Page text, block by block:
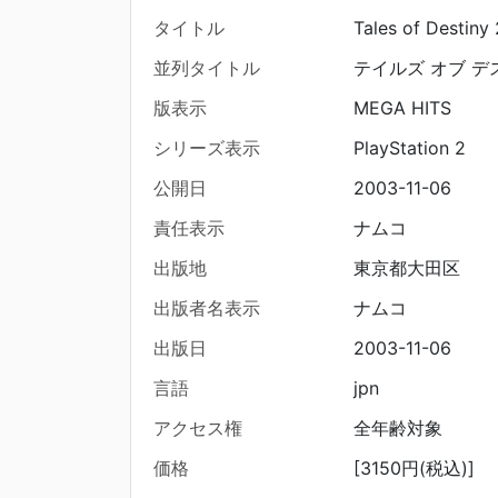
タイトル
Tales of Destiny
並列タイトル
テイルズ オブ デ
版表示
MEGA HITS
シリーズ表示
PlayStation 2
公開日
2003-11-06
責任表示
ナムコ
出版地
東京都大田区
出版者名表示
ナムコ
出版日
2003-11-06
言語
jpn
アクセス権
全年齢対象
価格
[3150円(税込)]